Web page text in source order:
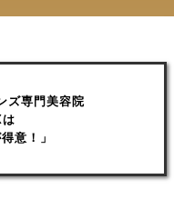
ズ専門美容院
意！」